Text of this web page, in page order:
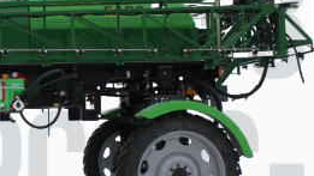
ОС-